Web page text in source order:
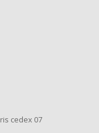
cedex 07